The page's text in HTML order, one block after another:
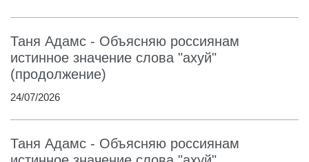
Таня Адамс - Объясняю россиянам
истинное значение слова "ахуй"
(продолжение)
24/07/2026
Таня Адамс - Объясняю россиянам